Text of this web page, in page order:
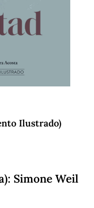
y Bienestar Sin categorizar
Young Adult
Ilustrado)
Simone Weil